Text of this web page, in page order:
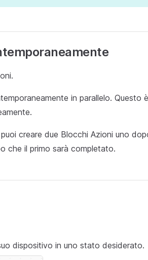
in parallelo. Questo
creare due Blocchi Azioni uno
che il primo sarà completato.
dispositivo in uno stato desiderato.